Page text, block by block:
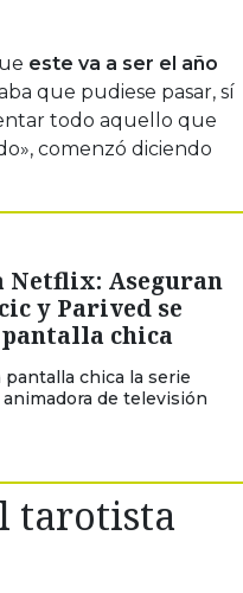
este va a ser el año
que pudiese pasar, sí
todo aquello que
comenzó diciendo
Netflix: Aseguran
y Parived se
chica
chica la serie
de televisión
tarotista